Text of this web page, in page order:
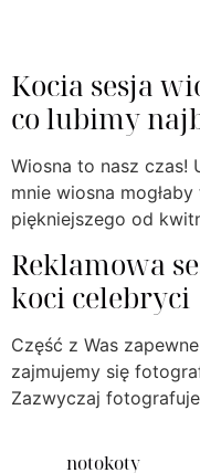
Kocia sesja
co lubimy
Wiosna to nasz czas!
mnie wiosna
piękniejszego od
Reklamowa
koci celebryci
Część z Was
zajmujemy się
Zazwyczaj
notokoty